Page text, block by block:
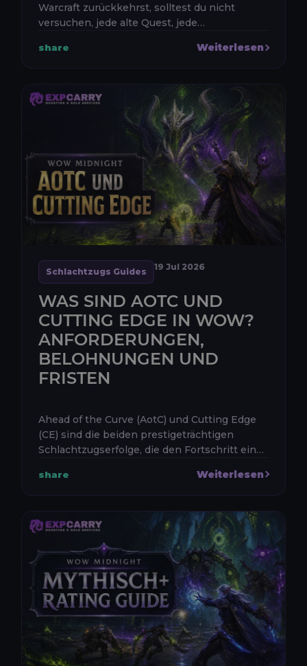
Warcraft zurückkehrst, solltest du nicht
versuchen, jede alte Quest, jede
1 abzuschließen, bevor du weitermachst.
Begi...
share Weiterlesen
Schlachtzugs Guides 19 Jul 2026
WAS SIND AOTC UND
CUTTING EDGE IN WOW?
ANFORDERUNGEN,
BELOHNUNGEN UND
FRISTEN
Ahead of the Curve (AotC) und Cutting Edge
(CE) sind die beiden prestigeträchtigen
Schlachtzugserfolge, die den Fortschritt eines
Retail-Schlachtzug markieren. In ...
share Weiterlesen